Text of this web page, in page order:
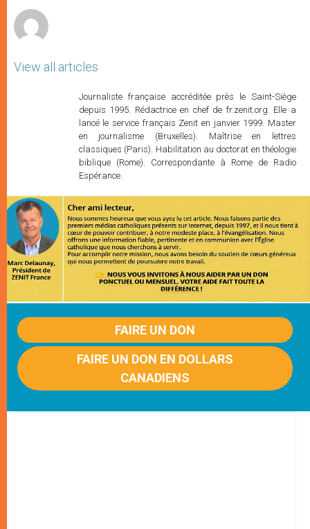
View all articles
Journaliste française accréditée près le Saint-Siège
depuis 1995. Rédactrice en chef de fr.zenit.org. Elle a
lancé le service français Zenit en janvier 1999. Master
en journalisme (Bruxelles). Maîtrise en lettres
classiques (Paris). Habilitation au doctorat en théologie
biblique (Rome). Correspondante à Rome de Radio
Espérance.
FAIRE UN DON
FAIRE UN DON EN DOLLARS
CANADIENS